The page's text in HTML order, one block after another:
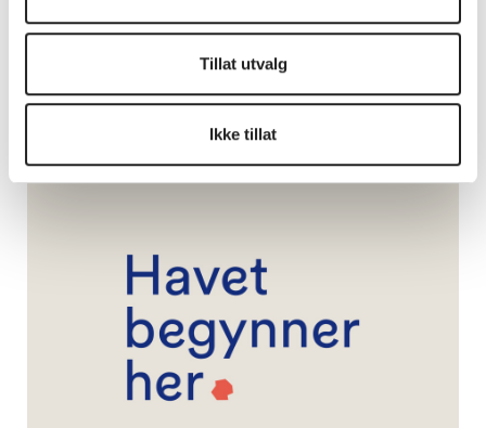
Tillat utvalg
Ikke tillat
- Vi setter i gang konkrete tiltak